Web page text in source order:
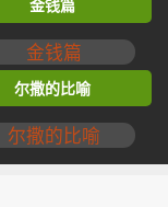
金钱篇
尔撒的比喻